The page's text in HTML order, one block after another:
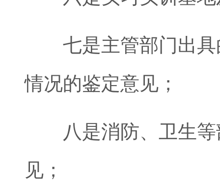
七是主管部门出具
情况的鉴定意见；
八是消防、卫生等
见；